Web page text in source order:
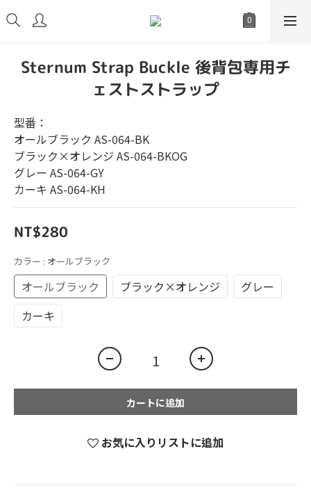
Sternum Strap Buckle 後背包専用チ
ェストストラップ
型番：
オールブラック AS-064-BK
ブラック×オレンジ AS-064-BKOG
グレー AS-064-GY
カーキ AS-064-KH
NT$280
カラー : オールブラック
オールブラック ブラック×オレンジ
グレー
カーキ
カートに追加
お気に入りリストに追加